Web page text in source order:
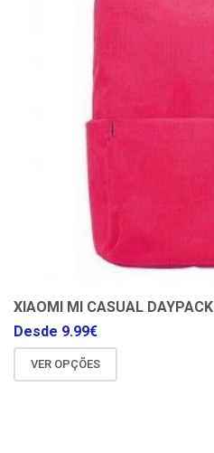
XIAOMI MI CASUAL DAYPACK
Desde 9.99€
VER OPÇÕES